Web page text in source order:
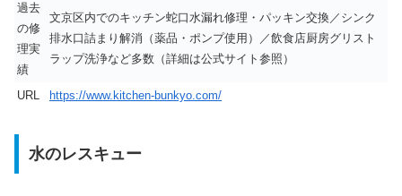
過去
の修
理実
績
文京区内でのキッチン蛇口水漏れ修理・パッキン交換／シンク
排水口詰まり解消（薬品・ポンプ使用）／飲食店厨房グリスト
ラップ洗浄など多数（詳細は公式サイト参照）
URL https://www.kitchen-bunkyo.com/
水のレスキュー